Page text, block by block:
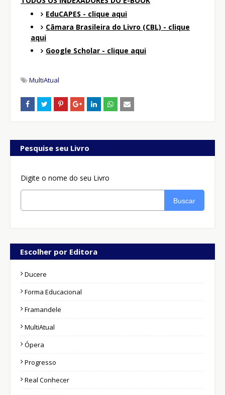
EduCAPES - clique aqui
Câmara Brasileira do Livro (CBL) - clique
aqui
Google Scholar - clique aqui
MultiAtual
Pesquise seu Livro
Digite o nome do seu Livro
Buscar
Escolher por Editora
Ducere
Forma Educacional
Framandele
MultiAtual
Ópera
Progresso
Real Conhecer